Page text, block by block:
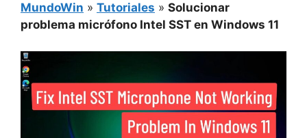
MundoWin » Tutoriales » Solucionar
problema micrófono Intel SST en Windows 11